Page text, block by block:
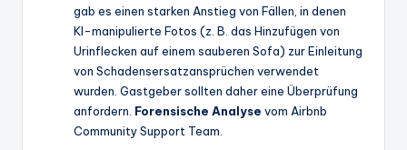
gab es einen starken Anstieg von Fällen, in denen
KI-manipulierte Fotos (z. B. das Hinzufügen von
Urinflecken auf einem sauberen Sofa) zur Einleitung
von Schadensersatzansprüchen verwendet
wurden. Gastgeber sollten daher eine Überprüfung
anfordern. Forensische Analyse vom Airbnb
Community Support Team.